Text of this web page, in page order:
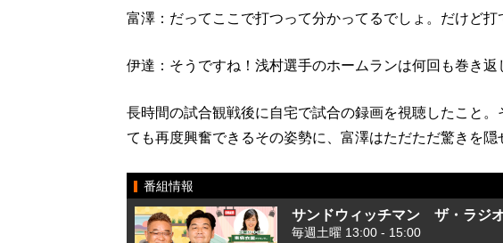
富澤：だってここで打つって分かってるでしょ。だけど打
伊達：そうですね！浅村選手のホームランは何回も巻き返
長時間の試合観戦後に自宅で試合の録画を視聴したこと
ても再度興奮できるその姿勢に、富澤はただただ驚きを隠
番組情報
サンドウィッチマン ザ・ラジ
毎週土曜 13:00 - 15:00